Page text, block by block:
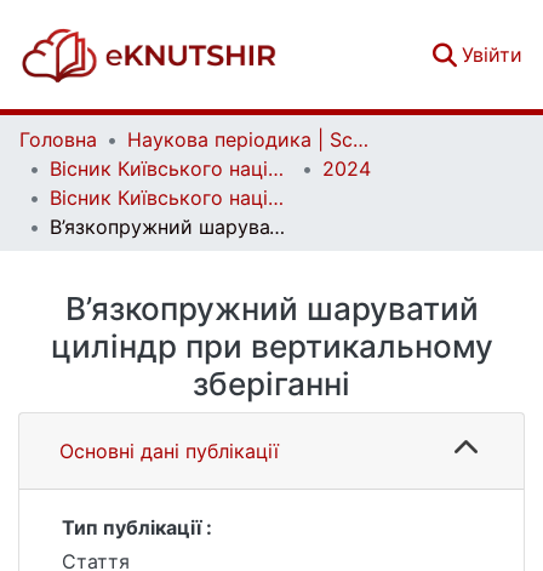
Увійти
Головна
Наукова періодика | Scientific periodicals
Вісник Київського національного університету імені Тараса Шевченка. Фізико-математичні науки | Bulletin of Taras Shevchenko National University of Kyiv. Series: Physics and Mathematics
2024
Вісник Київського національного університету імені Тараса Шевченка. Фізико-математичні науки. Том 78 № 1
В’язкопружний шаруватий циліндр при вертикальному зберіганні
В’язкопружний шаруватий
циліндр при вертикальному
зберіганні
Основні дані публікації
Тип публікації :
Стаття